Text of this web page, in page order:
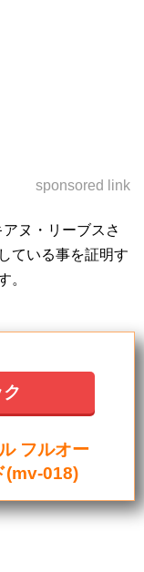
sponsored link
ヌ・リーブスさ
ている事を証明す
。
フルオー
(mv-018)